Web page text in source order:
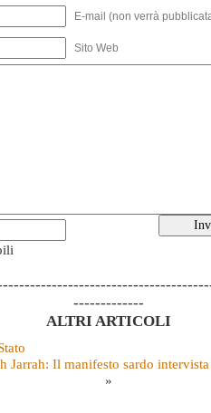
E-mail (non verrà
Sito Web
-------------
ALTRI ARTICOLI
Jarrah: Il manifesto sardo
»